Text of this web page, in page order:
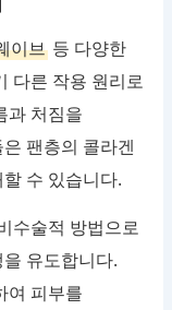
이브 등 다양한
다른 작용 원리로
과 처짐을
팬층의 콜라겐
수 있습니다.
수술적 방법으로
유도합니다.
여 피부를